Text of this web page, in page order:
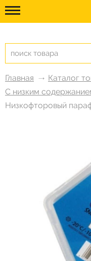
Главная Каталог
С низким
Низкофторовый